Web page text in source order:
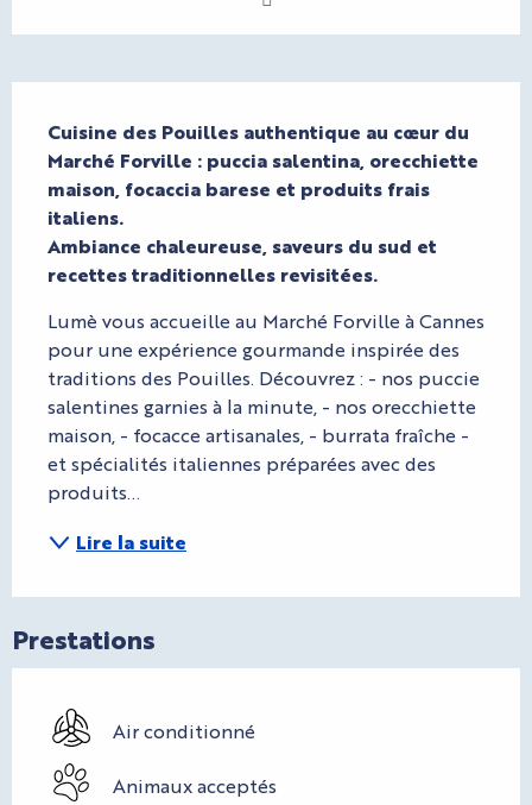
Cuisine des Pouilles authentique au cœur du
Marché Forville : puccia salentina, orecchiette
maison, focaccia barese et produits frais
italiens.
Ambiance chaleureuse, saveurs du sud et
recettes traditionnelles revisitées.
Lumè vous accueille au Marché Forville à Cannes
pour une expérience gourmande inspirée des
traditions des Pouilles. Découvrez : - nos puccie
salentines garnies à la minute, - nos orecchiette
maison, - focacce artisanales, - burrata fraîche -
et spécialités italiennes préparées avec des
produits...
Lire la suite
Prestations
Air conditionné
Animaux acceptés